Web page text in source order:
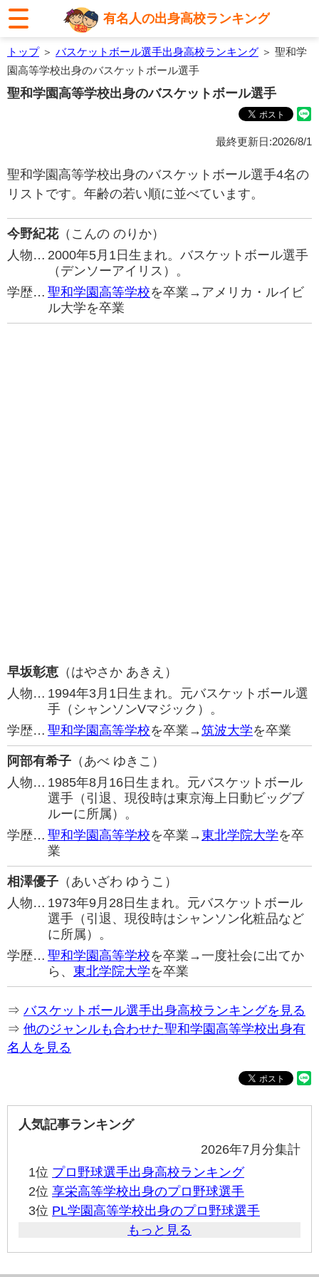
有名人の出身高校ランキング
トップ＞ バスケットボール選手出身高校ランキング ＞ 聖和学
園高等学校出身のバスケットボール選手
聖和学園高等学校出身のバスケットボール選手
最終更新日:2026/8/1
聖和学園高等学校出身のバスケットボール選手4名の
リストです。年齢の若い順に並べています。
今野紀花（こんの のりか）
人物… 2000年5月1日生まれ。バスケットボール選手
（デンソーアイリス）。
学歴… 聖和学園高等学校を卒業→アメリカ・ルイビ
ル大学を卒業
早坂彰恵 （はやさか あきえ）
人物… 1994年3月1日生まれ。元バスケットボール選
手（シャンソンVマジック）。
学歴… 聖和学園高等学校を卒業→筑波大学を卒業
阿部有希子 （あべ ゆきこ）
人物… 1985年8月16日生まれ。元バスケットボール
選手（引退、現役時は東京海上日動ビッグブ
ルーに所属）。
学歴… 聖和学園高等学校を卒業→東北学院大学を卒
業
相澤優子 （あいざわ ゆうこ）
人物… 1973年9月28日生まれ。元バスケットボール
選手（引退、現役時はシャンソン化粧品など
に所属）。
学歴… 聖和学園高等学校を卒業→一度社会に出てか
ら、 東北学院大学を卒業
⇒ バスケットボール選手出身高校ランキングを見る
⇒ 他のジャンルも合わせた聖和学園高等学校出身有
名人を見る
人気記事ランキング
2026年7月分集計
1位 プロ野球選手出身高校ランキング
2位 享栄高等学校出身のプロ野球選手
3位 PL学園高等学校出身のプロ野球選手
もっと見る